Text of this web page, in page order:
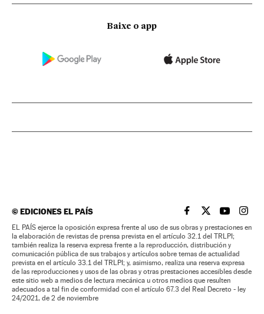
Baixe o app
©EDICIONES EL PAÍS EL PAÍS BRASIL EN
EL PAÍSEL PAÍS
EL
EL PAÍS ejerce la oposición expresa frente al uso de sus obras y prestaciones en
la elaboración de revistas de prensa prevista en el artículo 32.1 del TRLPI;
también realiza la reserva expresa frente a la reproducción, distribución y
comunicación pública de sus trabajos y artículos sobre temas de actualidad
prevista en el artículo 33.1 del TRLPI; y, asimismo, realiza una reserva expresa
de las reproducciones y usos de las obras y otras prestaciones accesibles desde
este sitio web a medios de lectura mecánica u otros medios que resulten
adecuados a tal fin de conformidad con el artículo 67.3 del Real Decreto - ley
24/2021, de 2 de noviembre